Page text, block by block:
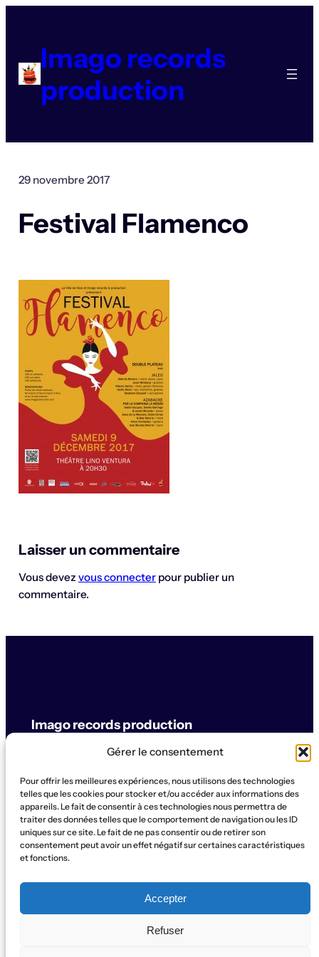
Gérer le consentement
Pour offrir les meilleures expériences, nous utilisons des technologies
telles que les cookies pour stocker et/ou accéder aux informations des
appareils. Le fait de consentir à ces technologies nous permettra de
traiter des données telles que le comportement de navigation ou les ID
uniques sur ce site. Le fait de ne pas consentir ou de retirer son
consentement peut avoir un effet négatif sur certaines caractéristiques
et fonctions.
Accepter
Refuser
contenuImago records
production
29 novembre 2017
Festival Flamenco
Laisser un commentaire
Vous devez vous connecterpour publier un
commentaire.
Imago records production
© Imago records production
SUPPORT
ArtistesConcertsLabelProductionBoutiqueLa Ruche
ContactQui sommes-nous?
SOCIAL
Instagram
WhatsApp
Facebook
YouTube